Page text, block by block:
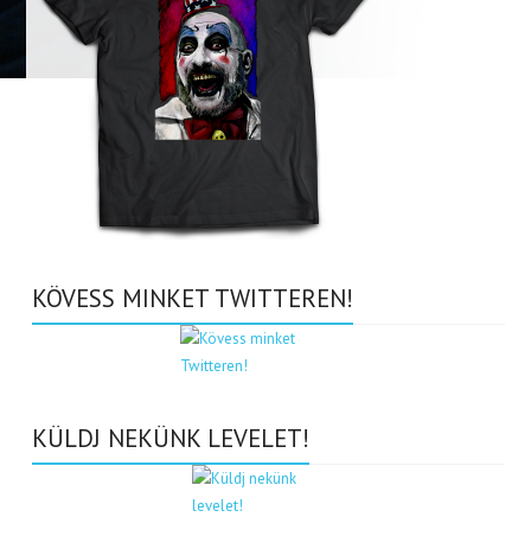
KÖVESS MINKET TWITTEREN!
KÜLDJ NEKÜNK LEVELET!